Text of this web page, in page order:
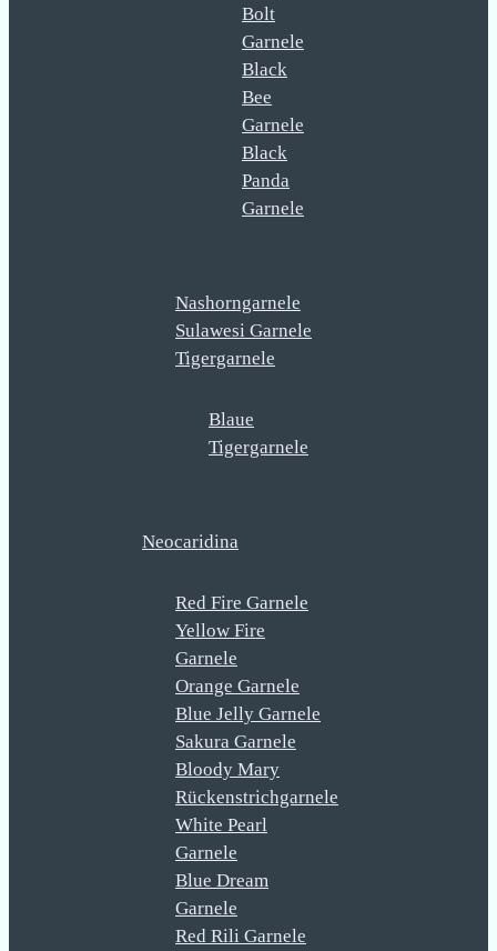
Bolt
Garnele
Black
Bee
Garnele
Black
Panda
Garnele
Nashorngarnele
Sulawesi Garnele
Tigergarnele
Blaue
Tigergarnele
Neocaridina
Red Fire Garnele
Yellow Fire
Garnele
Orange Garnele
Blue Jelly Garnele
Sakura Garnele
Bloody Mary
Rückenstrichgarnele
White Pearl
Garnele
Blue Dream
Garnele
Red Rili Garnele